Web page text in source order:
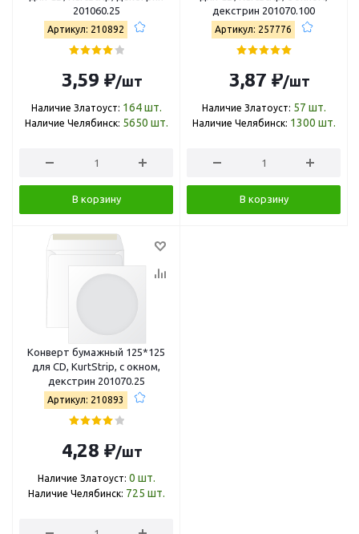
201060.25
Артикул: 210892
3,59 ₽/шт
Наличие Златоуст: 164 шт.
Наличие Челябинск: 5650 шт.
В корзину
декстрин 201070.100
Артикул: 257776
3,87 ₽/шт
Наличие Златоуст: 57 шт.
Наличие Челябинск: 1300 шт.
В корзину
Конверт бумажный 125*125
для CD, KurtStrip, с окном,
декстрин 201070.25
Артикул: 210893
4,28 ₽/шт
Наличие Златоуст: 0 шт.
Наличие Челябинск: 725 шт.